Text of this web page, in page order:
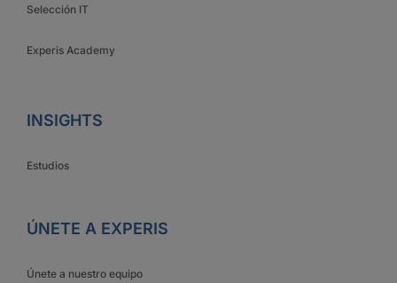
Selección IT
Experis Academy
INSIGHTS
Estudios
ÚNETE A EXPERIS
Únete a nuestro equipo